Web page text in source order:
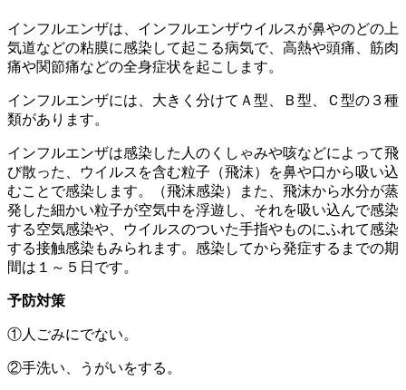
インフルエンザは、インフルエンザウイルスが鼻やのどの上
気道などの粘膜に感染して起こる病気で、高熱や頭痛、筋肉
痛や関節痛などの全身症状を起こします。
インフルエンザには、大きく分けてＡ型、Ｂ型、Ｃ型の３種
類があります。
インフルエンザは感染した人のくしゃみや咳などによって飛
び散った、ウイルスを含む粒子（飛沫）を鼻や口から吸い込
むことで感染します。（飛沫感染）また、飛沫から水分が蒸
発した細かい粒子が空気中を浮遊し、それを吸い込んで感染
する空気感染や、ウイルスのついた手指やものにふれて感染
する接触感染もみられます。感染してから発症するまでの期
間は１～５日です。
予防対策
①人ごみにでない。
②手洗い、うがいをする。